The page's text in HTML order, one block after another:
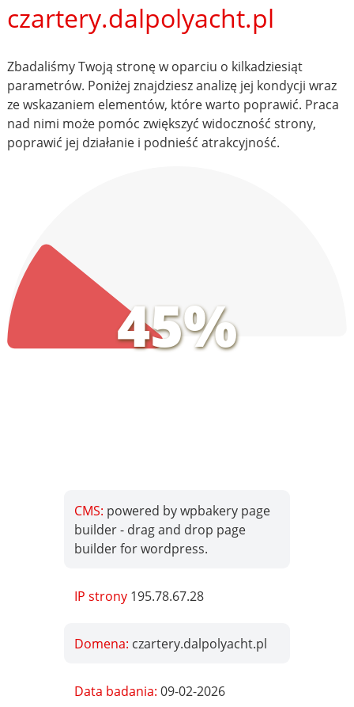
czartery.dalpolyacht.pl
Zbadaliśmy Twoją stronę w oparciu o kilkadziesiąt
parametrów. Poniżej znajdziesz analizę jej kondycji wraz
ze wskazaniem elementów, które warto poprawić. Praca
nad nimi może pomóc zwiększyć widoczność strony,
poprawić jej działanie i podnieść atrakcyjność.
45%
CMS: powered by wpbakery page
builder - drag and drop page
builder for wordpress.
IP strony 195.78.67.28
Domena: czartery.dalpolyacht.pl
Data badania:09-02-2026